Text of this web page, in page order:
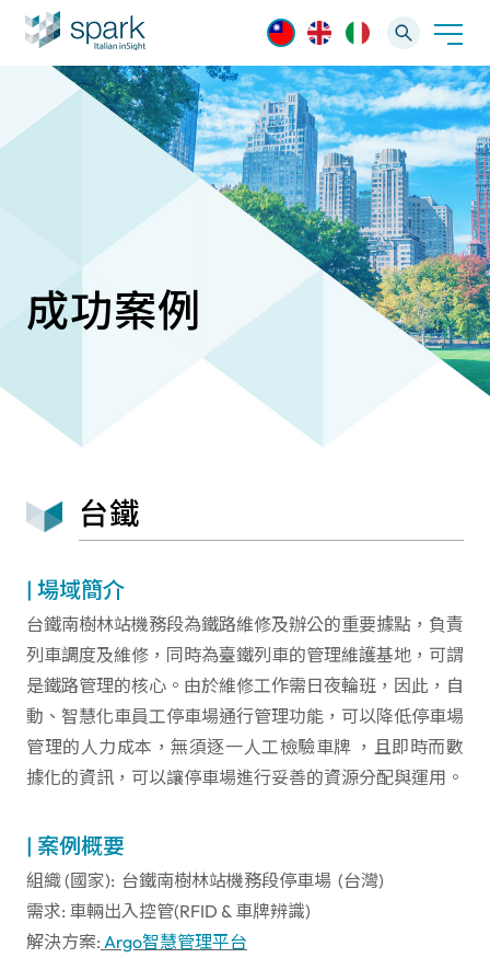
AI VMS 影像管理平台
AI 一站式解決方案
輕量化監控(16-32路)
大範圍監控(64-256路)
技術支援
成功案例
台鐵
| 場域簡介
台鐵南樹林站機務段為鐵路維修及辦公的重要據點，負責
列車調度及維修，同時為臺鐵列車的管理維護基地，可謂
是鐵路管理的核心。由於維修工作需日夜輪班，因此，自
動、智慧化車員工停車場通行管理功能，可以降低停車場
管理的人力成本，無須逐一人工檢驗車牌 ，且即時而數
據化的資訊，可以讓停車場進行妥善的資源分配與運用。
| 案例概要
組織 (國家): 台鐵南樹林站機務段停車場 (台灣)
需求: 車輛出入控管(RFID & 車牌辨識)
解決方案: Argo智慧管理平台